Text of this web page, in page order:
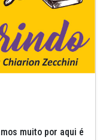
muito por aqui é